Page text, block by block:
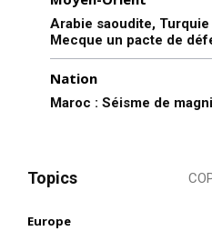
Arabie saoudite,
Mecque un pacte de
Nation
Maroc : Séisme de
Topics
Europe